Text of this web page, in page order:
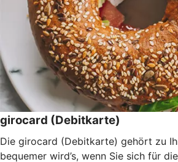
girocard (Debitkarte)
Die girocard (Debitkarte) gehört zu
bequemer wird’s, wenn Sie sich für